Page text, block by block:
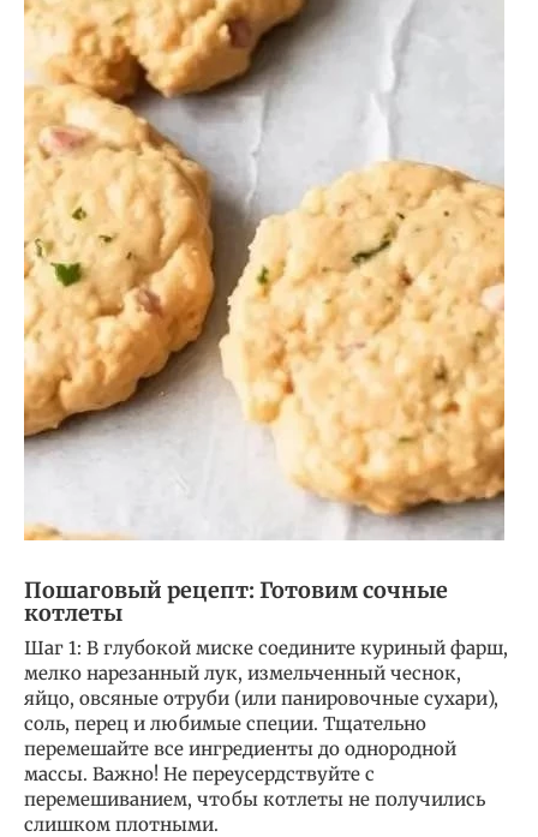
Пошаговый рецепт: Готовим сочные
котлеты
Шаг 1: В глубокой миске соедините куриный фарш,
мелко нарезанный лук, измельченный чеснок,
яйцо, овсяные отруби (или панировочные сухари),
соль, перец и любимые специи. Тщательно
перемешайте все ингредиенты до однородной
массы. Важно! Не переусердствуйте с
перемешиванием, чтобы котлеты не получились
слишком плотными.